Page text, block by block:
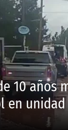
10 años
en